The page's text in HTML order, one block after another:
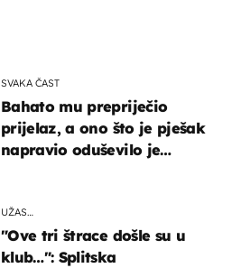
SVAKA ČAST
Bahato mu prepriječio
prijelaz, a ono što je pješak
napravio oduševilo je
UŽAS…
"Ove tri štrace došle su u
klub…": Splitska